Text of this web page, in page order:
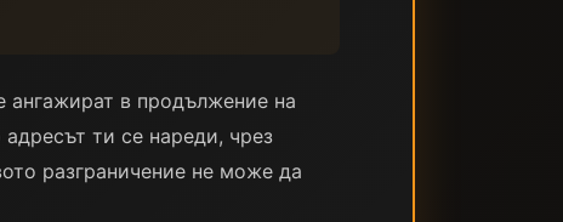
ангажират в продължение на
ти се нареди, чрез
разграничение не може да